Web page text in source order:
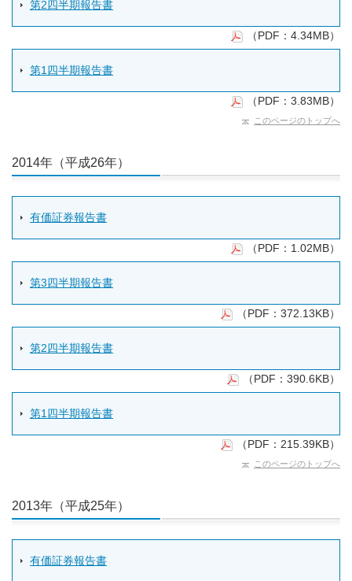
第2四半期報告書
（PDF：4.34MB）
第1四半期報告書
（PDF：3.83MB）
このページのトップへ
2014年（平成26年）
有価証券報告書
（PDF：1.02MB）
第3四半期報告書
（PDF：372.13KB）
第2四半期報告書
（PDF：390.6KB）
第1四半期報告書
（PDF：215.39KB）
このページのトップへ
2013年（平成25年）
有価証券報告書